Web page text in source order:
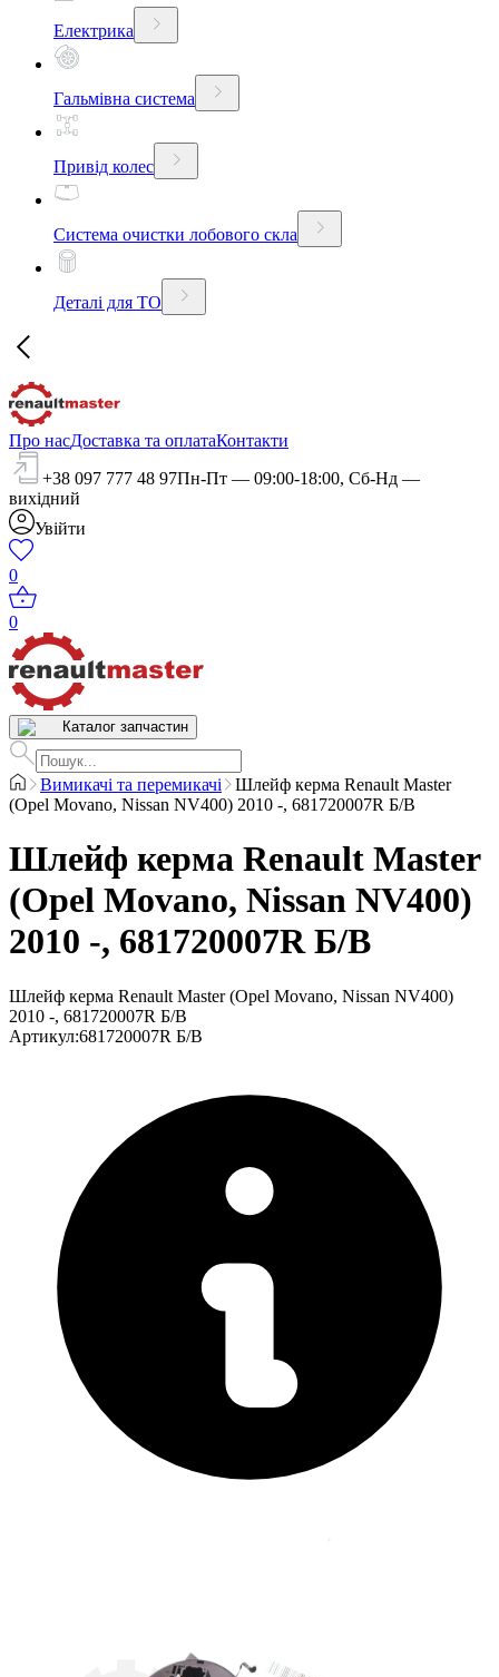
Електрика
Гальмівна система
Привід колес
Система очистки лобового скла
Деталі для ТО
Про насДоставка та оплатаКонтакти
+38 097 777 48 97Пн-Пт — 09:00-18:00, Сб-Нд —
вихідний
Увійти
0
0
Каталог запчастин
Вимикачі та перемикачі
Шлейф керма Renault Master
(Opel Movano, Nissan NV400) 2010 -, 681720007R Б/В
Шлейф керма Renault Master
(Opel Movano, Nissan NV400)
2010 -, 681720007R Б/В
Шлейф керма Renault Master (Opel Movano, Nissan NV400)
2010 -, 681720007R Б/В
Артикул:681720007R Б/В